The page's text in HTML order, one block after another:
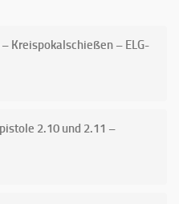
Kreispokalschießen – ELG-
2.10 und 2.11 –